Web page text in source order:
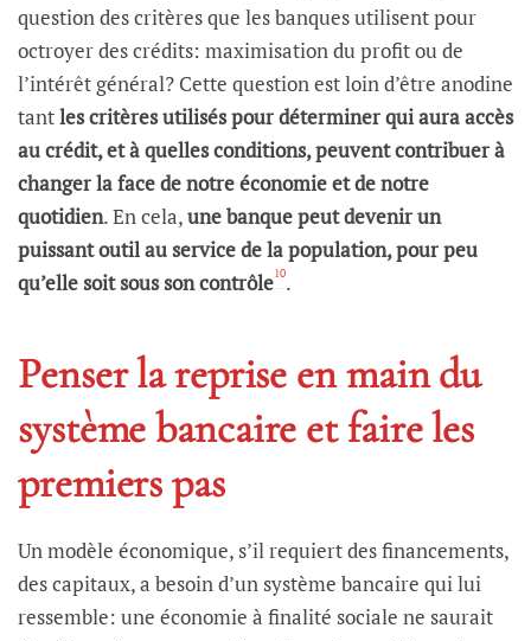
question des critères que les banques utilisent pour
octroyer des crédits: maximisation du profit ou de
l’intérêt général? Cette question est loin d’être anodine
tantles critères utilisés pour déterminer qui aura accès
au crédit, et à quelles conditions, peuvent contribuer à
changer la face de notre économie et de notre
quotidien. En cela,une banque peut devenir un
puissant outil au service de la population, pour peu
qu’elle soit sous son contrôle10.
Penser la reprise en main du
système bancaire et faire les
premiers pas
Un modèle économique, s’il requiert des financements,
des capitaux, a besoin d’un système bancaire qui lui
ressemble: une économie à finalité sociale ne saurait